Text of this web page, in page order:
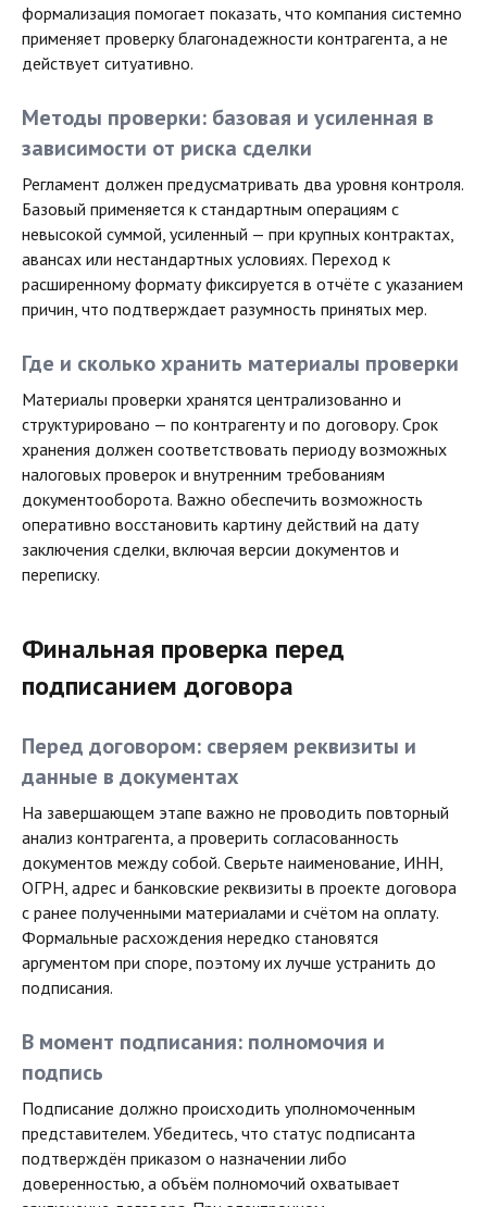
формализация помогает показать, что компания системно
применяет проверку благонадежности контрагента, а не
действует ситуативно.
Методы проверки: базовая и усиленная в
зависимости от риска сделки
Регламент должен предусматривать два уровня контроля.
Базовый применяется к стандартным операциям с
невысокой суммой, усиленный — при крупных контрактах,
авансах или нестандартных условиях. Переход к
расширенному формату фиксируется в отчёте с указанием
причин, что подтверждает разумность принятых мер.
Где и сколько хранить материалы проверки
Материалы проверки хранятся централизованно и
структурировано — по контрагенту и по договору. Срок
хранения должен соответствовать периоду возможных
налоговых проверок и внутренним требованиям
документооборота. Важно обеспечить возможность
оперативно восстановить картину действий на дату
заключения сделки, включая версии документов и
переписку.
Финальная проверка перед
подписанием договора
Перед договором: сверяем реквизиты и
данные в документах
На завершающем этапе важно не проводить повторный
анализ контрагента, а проверить согласованность
документов между собой. Сверьте наименование, ИНН,
ОГРН, адрес и банковские реквизиты в проекте договора
с ранее полученными материалами и счётом на оплату.
Формальные расхождения нередко становятся
аргументом при споре, поэтому их лучше устранить до
подписания.
В момент подписания: полномочия и
подпись
Подписание должно происходить уполномоченным
представителем. Убедитесь, что статус подписанта
подтверждён приказом о назначении либо
доверенностью, а объём полномочий охватывает
Согласие на получение
информационной и рекламной
рассылки
Договор оферты
Согласие на обработку персональных
данных
Документы
+7 (499) 653-67-23
Мы на связи ежедневно с 9:00 до 18:00
Заказать звонок